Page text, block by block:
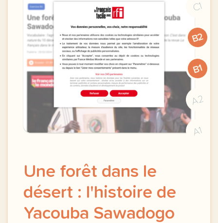
C1
B2
B1
A2
A1
Une forêt dans le
désert : l'histoire de
Yacouba Sawadogo